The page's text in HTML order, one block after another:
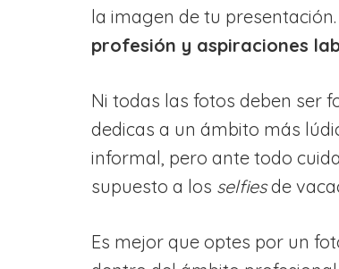
la imagen de tu presentación.
profesión y aspiraciones
Ni todas las fotos deben ser
dedicas a un ámbito más
informal, pero ante todo
supuesto a los selfiesde
Es mejor que optes por un